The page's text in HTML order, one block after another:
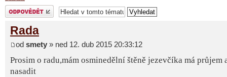
Odeslat odpověď
Rada
od smety » ned 12. dub 2015 20:33:12
Prosim o radu,mám osminedělní štěně jezevčíka má průjem
nasadit